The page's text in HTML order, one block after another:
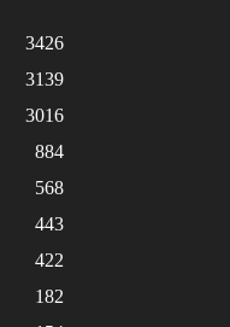
3426
3139
3016
884
568
443
422
182